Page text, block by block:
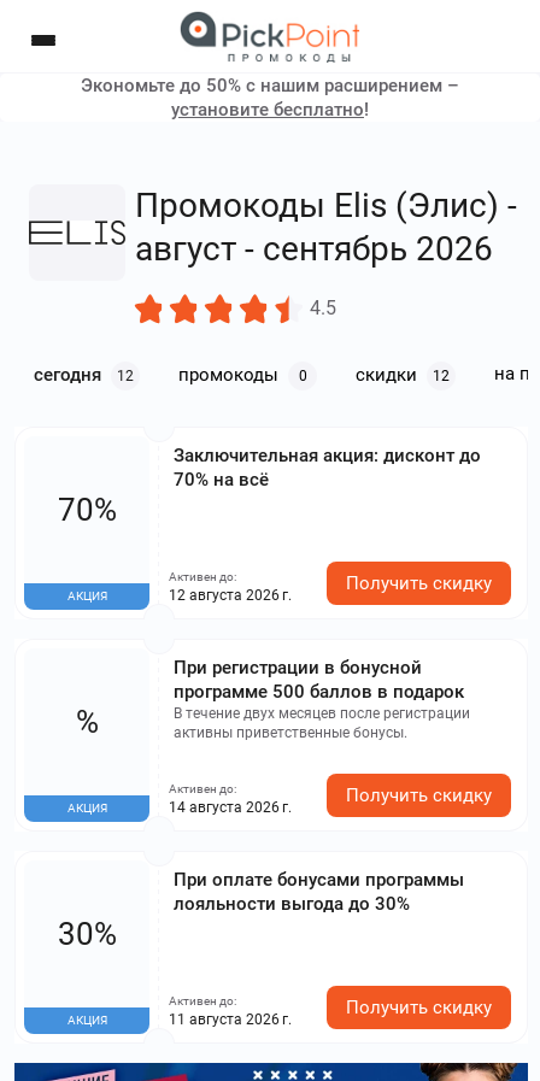
Экономьте до 50% с нашим расширением –
установите бесплатно!
Промокоды Elis (Элис) -
август - сентябрь 2026
4.5
сегодня 12 промокоды 0 скидки 12 на
Заключительная акция: дисконт до
70% на всё
70%
АКЦИЯ
Активен до:
12 августа 2026 г.
Получить скидку
При регистрации в бонусной
программе 500 баллов в подарок
В течение двух месяцев после регистрации
активны приветственные бонусы.
%
АКЦИЯ
Активен до:
14 августа 2026 г.
Получить скидку
При оплате бонусами программы
лояльности выгода до 30%
30%
АКЦИЯ
Активен до:
11 августа 2026 г.
Получить скидку